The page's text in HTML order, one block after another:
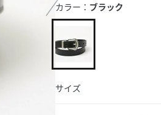
カラー： ブラック
サイズ